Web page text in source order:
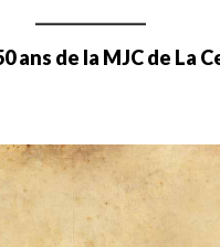
ans de la MJC de La